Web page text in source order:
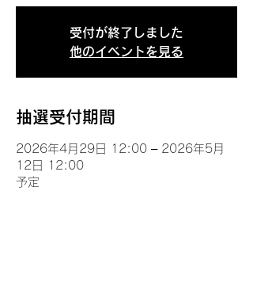
受付が終了しました
他のイベントを見る
抽選受付期間
2026年4月29日 12:00 – 2026年5月
12日 12:00
予定